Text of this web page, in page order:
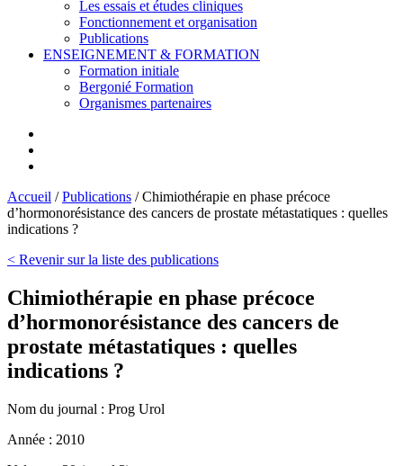
Les essais et études cliniques
Fonctionnement et organisation
Publications
ENSEIGNEMENT & FORMATION
Formation initiale
Bergonié Formation
Organismes partenaires
Accueil /Publications /Chimiothérapie en phase précoce
d’hormonorésistance des cancers de prostate métastatiques : quelles
indications ?
< Revenir sur la liste des publications
Chimiothérapie en phase précoce
d’hormonorésistance des cancers de
prostate métastatiques : quelles
indications ?
Nom du journal : Prog Urol
Année : 2010